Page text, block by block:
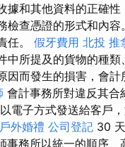
據和其他資料的正確性
檢查憑證的形式和內
任。 假牙費用 北投 推
中所提及的貨物的種類
因而發生的損害，會計
會計事務所對違反其合
電子方式發送給客戶
戶外婚禮 公司登記 30
事務所以統一的順序